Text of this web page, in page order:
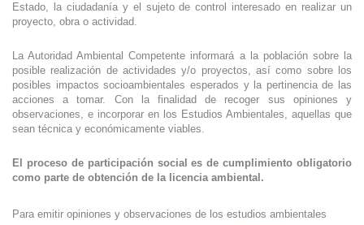
Estado, la ciudadanía y el sujeto de control interesado en realizar un
proyecto, obra o actividad.
La Autoridad Ambiental Competente informará a la población sobre la
posible realización de actividades y/o proyectos, así como sobre los
posibles impactos socioambientales esperados y la pertinencia de las
acciones a tomar. Con la finalidad de recoger sus opiniones y
observaciones, e incorporar en los Estudios Ambientales, aquellas que
sean técnica y económicamente viables.
El proceso de participación social es de cumplimiento obligatorio
como parte de obtención de la licencia ambiental.
Para emitir opiniones y observaciones de los estudios ambientales